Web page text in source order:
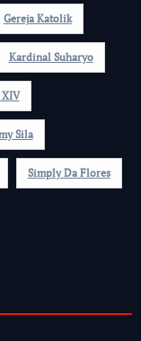
Gereja Katolik
Kardinal Suharyo
XIV
Sila
Simply Da Flores